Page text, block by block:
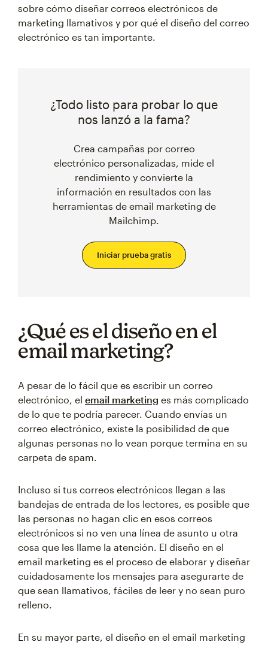
sobre cómo diseñar correos electrónicos de
marketing llamativos y por qué el diseño del correo
electrónico es tan importante.
¿Todo listo para probar lo que
nos lanzó a la fama?
Crea campañas por correo
electrónico personalizadas, mide el
rendimiento y convierte la
información en resultados con las
herramientas de email marketing de
Mailchimp.
Iniciar prueba gratis
¿Qué es el diseño en el
email marketing?
A pesar de lo fácil que es escribir un correo
electrónico, el email marketing es más complicado
de lo que te podría parecer. Cuando envías un
correo electrónico, existe la posibilidad de que
algunas personas no lo vean porque termina en su
carpeta de spam.
Incluso si tus correos electrónicos llegan a las
bandejas de entrada de los lectores, es posible que
las personas no hagan clic en esos correos
electrónicos si no ven una línea de asunto u otra
cosa que les llame la atención. El diseño en el
email marketing es el proceso de elaborar y diseñar
cuidadosamente los mensajes para asegurarte de
que sean llamativos, fáciles de leer y no sean puro
relleno.
En su mayor parte, el diseño en el email marketing